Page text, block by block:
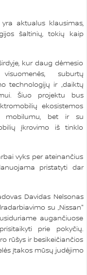
aktualus klausimas,
šaltinių, tokių kaip
kur daug dėmesio
suburtų
technologijų ir „daiktų
Šiuo projektu bus
ekosistemos
mobilumu, bet ir su
įkrovimo iš tinklo
vyks per ateinančius
pristatyti dar
Davidas Nelsonas
su „Nissan"
augančiuose
prie pokyčių.
rūšys ir besikeičiančios
įtakos mūsų judėjimo